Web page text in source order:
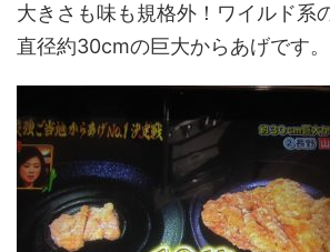
大きさも味も規格外！ワイルド系
直径約30cmの巨大からあげです。